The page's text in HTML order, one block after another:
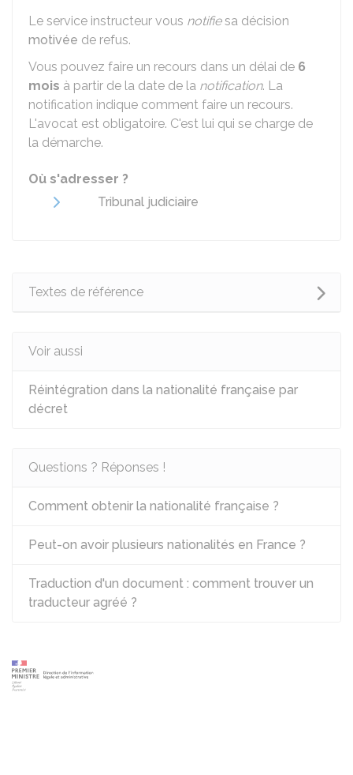
Le service instructeur vous notifiesa décision
motivée de refus.
Vous pouvez faire un recours dans un délai de 6
mois à partir de la date de la notification. La
notification indique comment faire un recours.
L'avocat est obligatoire. C'est lui qui se charge de
la démarche.
Où s'adresser ?
Tribunal judiciaire
Textes de référence
Voir aussi
Réintégration dans la nationalité française par
décret
Questions ? Réponses !
Comment obtenir la nationalité française ?
Peut-on avoir plusieurs nationalités en France ?
Traduction d'un document : comment trouver un
traducteur agréé ?